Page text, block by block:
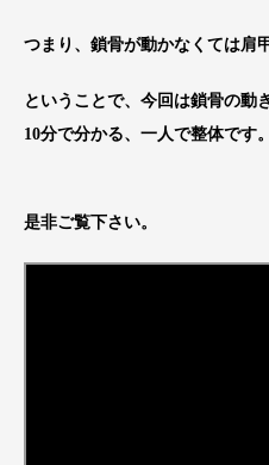
つまり、鎖骨が動かなくては肩
ということで、今回は鎖骨の動
10分で分かる、一人で整体です。
是非ご覧下さい。